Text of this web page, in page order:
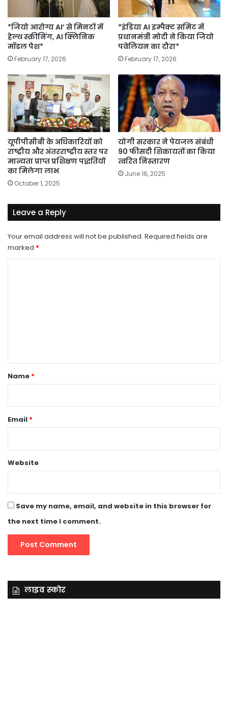
*जियो आरोग्य AI’ से मिनटों में
हेल्थ स्क्रीनिंग, AI क्लिनिक
मॉडल पेश*
February 17, 2026
*इंडिया AI इम्पैक्ट समिट में
प्रधानमंत्री मोदी ने किया जियो
पवेलियन का दौरा*
February 17, 2026
यूपीपीसीबी के अधिकारियों को
राष्ट्रीय और अंतरराष्ट्रीय स्तर पर
मान्यता प्राप्त प्रशिक्षण पद्धतियों
का मिलेगा लाभ
October 1, 2025
योगी सरकार ने पेयजल संबंधी
90 फीसदी शिकायतों का किया
त्वरित निस्तारण
June 16, 2025
Leave a Reply
Your email address will not be published. Required fields are
marked *
*
Name *
Email *
Website
Save my name, email, and website in this browser for
the next time I comment.
लाइव स्कोर